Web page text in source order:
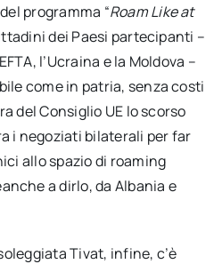
programma “Roam Like at
dei Paesi partecipanti –
l’Ucraina e la Moldova –
come in patria, senza costi
del Consiglio UE lo scorso
i negoziati bilaterali per far
allo spazio di roaming
a dirlo, da Albania e
Tivat, infine, c’è